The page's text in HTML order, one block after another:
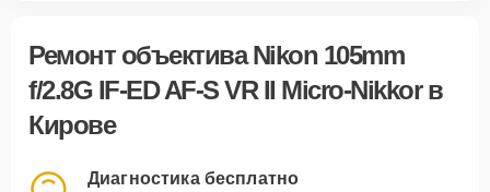
Ремонт объектива Nikon 105mm
f/2.8G IF-ED AF-S VR II Micro-Nikkorв
Кирове
Диагностика бесплатно